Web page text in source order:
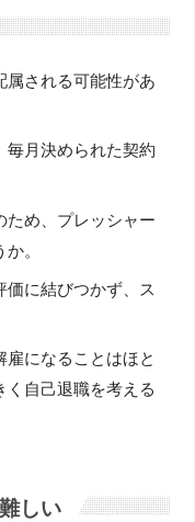
属される可能性があ
毎月決められた契約
ため、プレッシャー
。
価に結びつかず、ス
雇になることはほと
く自己退職を考える
しい